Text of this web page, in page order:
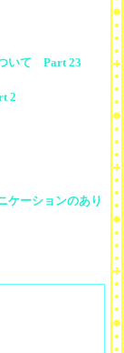
いて Part 23
2
ケーションのあり